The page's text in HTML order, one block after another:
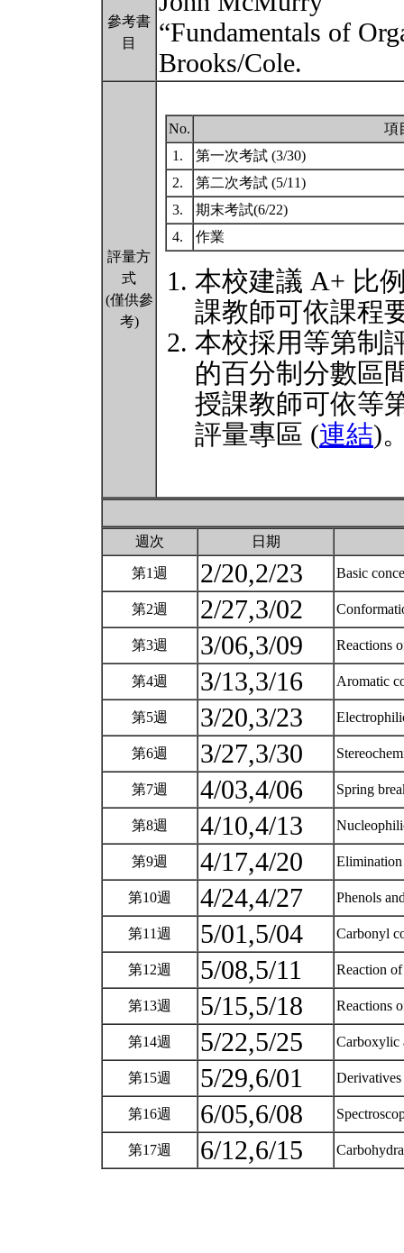
參考書
目
“Fundamentals of
Brooks/Cole.
評量方
式
(僅供參
考)
No.
項
1.
第一次考試 (3/30)
2.
第二次考試 (5/11)
3.
期末考試(6/22)
4.
作業
本校建議 A+ 比
課教師可依課程
本校採用等第制
的百分制分數區
授課教師可依等
評量專區 (連結)
週次 日期
第1週 2/20,2/23 Basic
第2週 2/27,3/02
第3週 3/06,3/09 Reactions
第4週 3/13,3/16 Aromatic
第5週 3/20,3/23
第6週 3/27,3/30
第7週 4/03,4/06 Spring
第8週 4/10,4/13
第9週 4/17,4/20
第10週 4/24,4/27 Phenols
第11週 5/01,5/04 Carbonyl
第12週 5/08,5/11 Reaction
第13週 5/15,5/18 Reactions
第14週 5/22,5/25 Carboxylic
第15週 5/29,6/01
第16週 6/05,6/08
第17週 6/12,6/15